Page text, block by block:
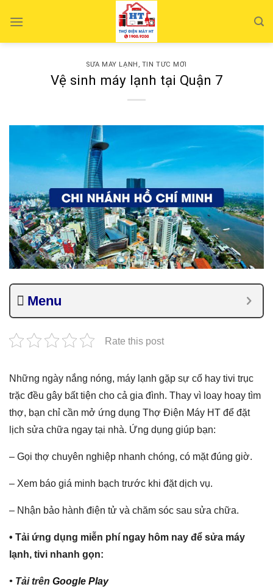
SỬA MÁY LẠNH , TIN TỨC MỚI
Vệ sinh máy lạnh tại Quận 7
Menu
Rate this post
Những ngày nắng nóng, máy lạnh gặp sự cố hay tivi trục
trặc đều gây bất tiện cho cả gia đình. Thay vì loay hoay tìm
thợ, bạn chỉ cần mở ứng dụng Thợ Điện Máy HT để đặt
lịch sửa chữa ngay tại nhà. Ứng dụng giúp bạn:
– Gọi thợ chuyên nghiệp nhanh chóng, có mặt đúng giờ.
– Xem báo giá minh bạch trước khi đặt dịch vụ.
– Nhận bảo hành điện tử và chăm sóc sau sửa chữa.
• Tải ứng dụng miễn phí ngay hôm nay để sửa máy
lạnh, tivi nhanh gọn:
• Tải trên Google Play